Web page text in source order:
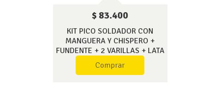
$ 83.400
KIT PICO SOLDADOR CON
MANGUERA Y CHISPERO +
FUNDENTE + 2 VARILLAS + LATA
MAP + PAÑO DE 30 X 20
Comprar